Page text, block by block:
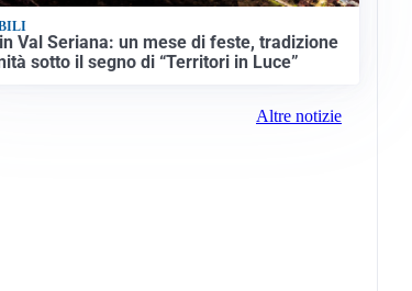
Val Seriana: un mese di feste, tradizione
sotto il segno di “Territori in Luce”
Altre notizie